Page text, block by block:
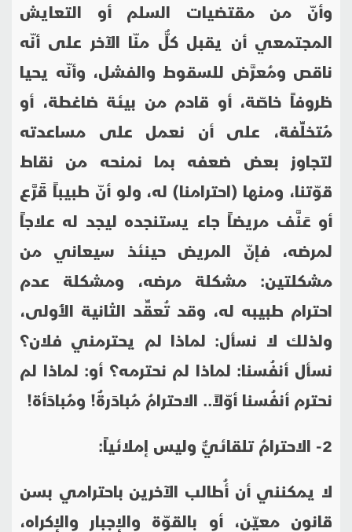
وأنّ من مقتضيات السلم أو التعايش
المجتمعي أن يقبل كلٌّ منّا الآخر على أنّه
ناقص ومُعرَّض للسقوط والفشل، وأنّه يحيا
ظروفاً خاصّة، أو قادم من بيئة ضاغطة، أو
مُتخلِّفة، على أن نعمل على مساعدته
لتجاوز بعض ضعفه بما نمنحه من نقاط
قوّتنا، ومنها (احترامنا) له، ولو أنّ طبيباً قَرَّع
أو عَنَّف مريضاً جاء يستنجده ليجد له علاجاً
لمرضه، فإنّ المريض حينئذ سيعاني من
مشكلتين: مشكلة مرضه، ومشكلة عدم
احترام طبيبه له، وقد تُعقِّد الثانية الأُولى،
ولذلك لا نسأل: لماذا لم يحترمني فلان؟
نسأل أنفُسنا: لماذا لم نحترمه؟ أو: لماذا لم
نحترم أنفُسنا أوّلاً.. الاحترامُ مُبادَرةٌ! ومُبادَأة!
2- الاحترامُ تلقائيٌّ وليس إملائياً:
لا يمكنني أن أُطالب الآخرين باحترامي بسن
قانون معيّن، أو بالقوّة والإجبار والإكراه،